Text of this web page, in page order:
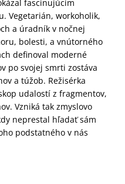
fascinujúcim
Vegetarián, workoholik,
a úradník v nočnej
bolesti, a vnútorného
definoval moderné
po svojej smrti zostáva
a túžob. Režisérka
udalostí z fragmentov,
Vzniká tak zmyslovo
neprestal hľadať sám
podstatného v nás